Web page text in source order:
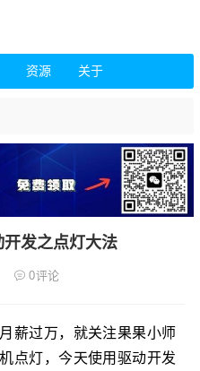
资源 关于
发之点灯大法
0评论
薪过万，就关注果果小师
点灯，今天使用驱动开发